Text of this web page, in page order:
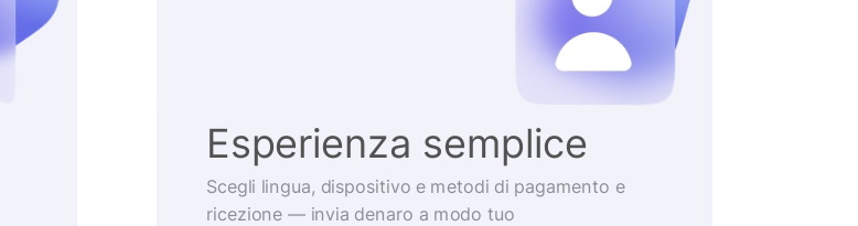
Esperienza semplice
Scegli lingua, dispositivo e metodi di pagamento e
ricezione — invia denaro a modo tuo